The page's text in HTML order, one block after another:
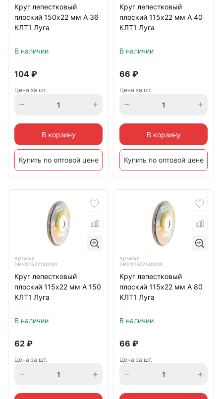
Круг лепестковый
плоский 150х22 мм A 36
КЛТ1 Луга
В наличии
104 ₽
Цена за шт.
В корзину
Купить по оптовой цене
Круг лепестковый
плоский 115х22 мм A 40
КЛТ1 Луга
В наличии
66 ₽
Цена за шт.
В корзину
Купить по оптовой цене
Артикул
D91011522140100
Круг лепестковый
плоский 115х22 мм A 150
КЛТ1 Луга
В наличии
62 ₽
Цена за шт.
Артикул
D91011522140200
Круг лепестковый
плоский 115х22 мм A 80
КЛТ1 Луга
В наличии
66 ₽
Цена за шт.